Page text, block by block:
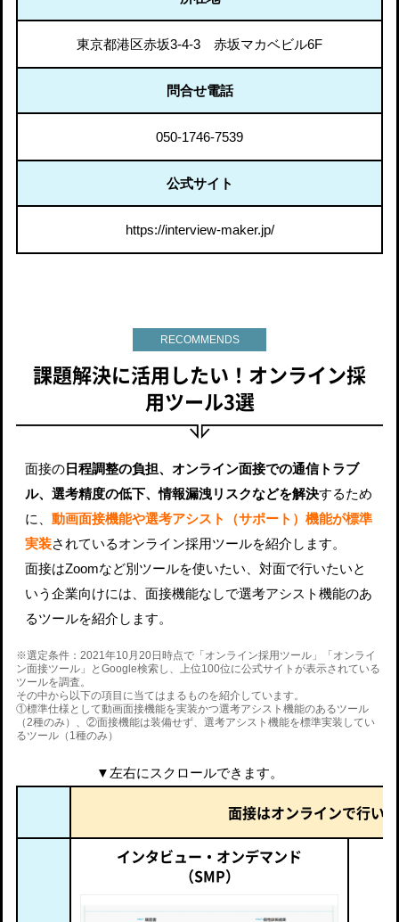
東京都港区赤坂3-4-3 赤坂マカベビル6F
問合せ電話
050-1746-7539
公式サイト
https://interview-maker.jp/
RECOMMENDS
課題解決に活用したい！オンライン採
用ツール3選
面接の 日程調整の負担、オンライン面接での通信トラブ
ル、選考精度の低下、情報漏洩リスクなどを解決するため
に、 動画面接機能や選考アシスト（サポート）機能が標準
実装されているオンライン採用ツールを紹介します。
面接はZoomなど別ツールを使いたい、対面で行いたいと
いう企業向けには、面接機能なしで選考アシスト機能のあ
るツールを紹介します。
※選定条件：2021年10月20日時点で「オンライン採用ツール」「オンライ
ン面接ツール」とGoogle検索し、上位100位に公式サイトが表示されている
ツールを調査。
その中から以下の項目に当てはまるものを紹介しています。
①標準仕様として動画面接機能を実装かつ選考アシスト機能のあるツール
（2種のみ）、②面接機能は装備せず、選考アシスト機能を標準実装してい
るツール（1種のみ）
▼左右にスクロールできます。
面接はオンラインで行い
インタビュー・オンデマンド
（SMP）